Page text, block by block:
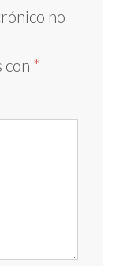
no
con *